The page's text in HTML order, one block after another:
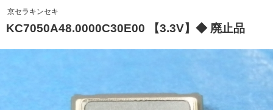
京セラキンセキ
KC7050A48.0000C30E00 【3.3V】◆ 廃止品